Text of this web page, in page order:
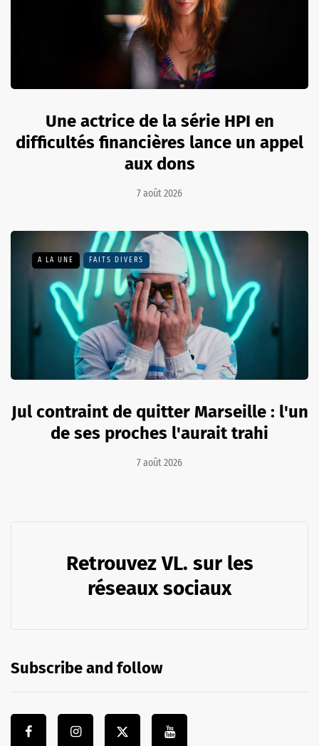
Une actrice de la série HPI en
difficultés financières lance un appel
aux dons
7 août 2026
A LA UNE FAITS DIVERS
Jul contraint de quitter Marseille : l'un
de ses proches l'aurait trahi
7 août 2026
Retrouvez VL. sur les
réseaux sociaux
Subscribe and follow